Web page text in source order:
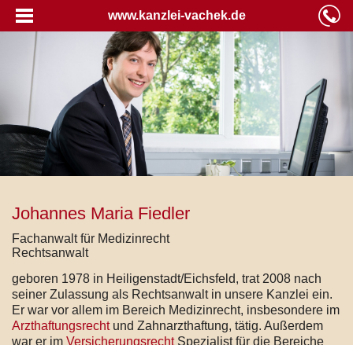
www.kanzlei-vachek.de
Johannes Maria Fiedler
Fachanwalt für Medizinrecht
Rechtsanwalt
geboren 1978 in Heiligenstadt/Eichsfeld, trat 2008 nach
seiner Zulassung als Rechtsanwalt in unsere Kanzlei ein.
Er war vor allem im Bereich Medizinrecht, insbesondere im
Arzthaftungsrecht und Zahnarzthaftung, tätig. Außerdem
war er im Versicherungsrecht Spezialist für die Bereiche